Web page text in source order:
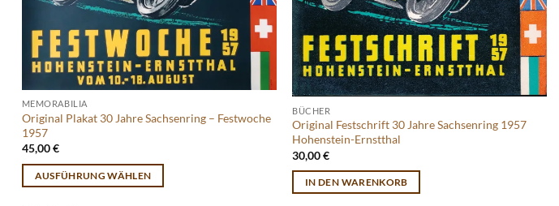
MEMORABILIA
Original Plakat 30 Jahre Sachsenring – Festwoche
1957
45,00€
AUSFÜHRUNG WÄHLEN
BÜCHER
Original Festschrift 30 Jahre Sachsenring 1957
Hohenstein-Ernstthal
30,00€
IN DEN WARENKORB